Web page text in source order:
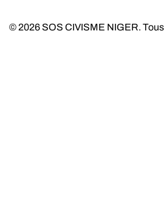
© 2026 SOS CIVISME NIGER.